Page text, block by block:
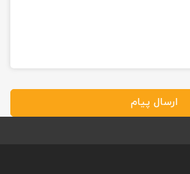
ارسال پیام